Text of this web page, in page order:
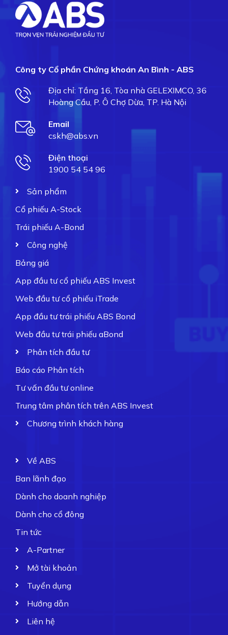
Công ty Cổ phần Chứng khoán An Bình - ABS
Địa chỉ: Tầng 16, Tòa nhà GELEXIMCO, 36
Hoàng Cầu, P. Ô Chợ Dừa, TP. Hà Nội
Email
cskh@abs.vn
Điện thoại
1900 54 54 96
Sản phẩm
Cổ phiếu A-Stock
Trái phiếu A-Bond
Công nghệ
Bảng giá
App đầu tư cổ phiếu ABS Invest
Web đầu tư cổ phiếu iTrade
App đầu tư trái phiếu ABS Bond
Web đầu tư trái phiếu aBond
Phân tích đầu tư
Báo cáo Phân tích
Tư vấn đầu tư online
Trung tâm phân tích trên ABS Invest
Chương trình khách hàng
Về ABS
Ban lãnh đạo
Dành cho doanh nghiệp
Dành cho cổ đông
Tin tức
A-Partner
Mở tài khoản
Tuyển dụng
Hướng dẫn
Liên hệ